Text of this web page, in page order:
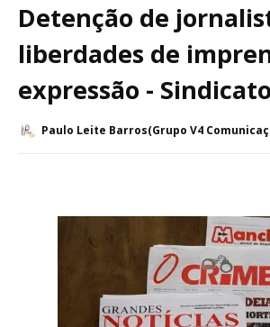
Detenção de
liberdades de
expressão - Sindicato
Paulo Leite Barros(Grupo V4